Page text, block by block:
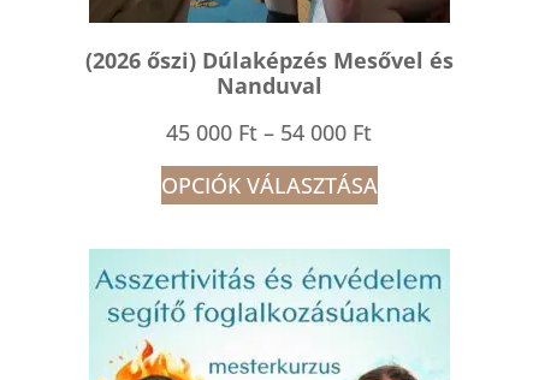
(2026 őszi) Dúlaképzés Mesővel és
Nanduval
45 000 Ft – 54 000 FtÁrtartomány:
45
000 Ft
-
54
000 Ft
OPCIÓK VÁLASZTÁSA